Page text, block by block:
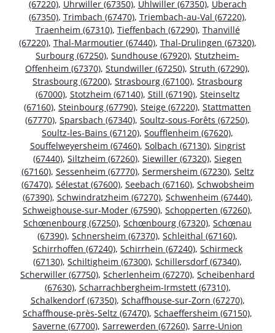
(67220), Uhrwiller (67350), Uhlwiller (67350), Uberach
(67350), Trimbach (67470), Triembach-au-Val (67220),
Traenheim (67310), Tieffenbach (67290), Thanvillé
(67220), Thal-Marmoutier (67440), Thal-Drulingen (67320),
Surbourg (67250), Sundhouse (67920), Stutzheim-
Offenheim (67370), Stundwiller (67250), Struth (67290),
Strasbourg (67200), Strasbourg (67100), Strasbourg
(67000), Stotzheim (67140), Still (67190), Steinseltz
(67160), Steinbourg (67790), Steige (67220), Stattmatten
(67770), Sparsbach (67340), Soultz-sous-Forêts (67250),
Soultz-les-Bains (67120), Soufflenheim (67620),
Souffelweyersheim (67460), Solbach (67130), Singrist
(67440), Siltzheim (67260), Siewiller (67320), Siegen
(67160), Sessenheim (67770), Sermersheim (67230), Seltz
(67470), Sélestat (67600), Seebach (67160), Schwobsheim
(67390), Schwindratzheim (67270), Schwenheim (67440),
Schweighouse-sur-Moder (67590), Schopperten (67260),
Schœnenbourg (67250), Schœnbourg (67320), Schœnau
(67390), Schnersheim (67370), Schleithal (67160),
Schirrhoffen (67240), Schirrhein (67240), Schirmeck
(67130), Schiltigheim (67300), Schillersdorf (67340),
Scherwiller (67750), Scherlenheim (67270), Scheibenhard
(67630), Scharrachbergheim-Irmstett (67310),
Schalkendorf (67350), Schaffhouse-sur-Zorn (67270),
Schaffhouse-près-Seltz (67470), Schaeffersheim (67150),
Saverne (67700), Sarrewerden (67260), Sarre-Union